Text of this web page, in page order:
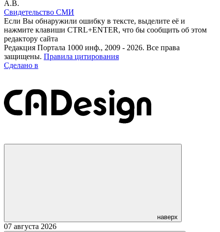
А.В.
Свидетельство СМИ
Если Вы обнаружили ошибку в тексте, выделите её и
нажмите клавиши CTRL+ENTER, что бы сообщить об этом
редактору сайта
Редакция Портала 1000 инф., 2009 - 2026. Все права
защищены. Правила цитирования
Сделано в
наверх
07 августа 2026